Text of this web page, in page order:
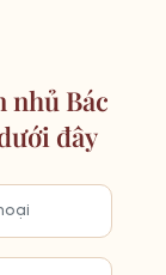
nhủ Bác
đây